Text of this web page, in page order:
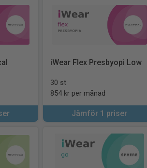
iWear Flex Presbyopi Low
30 st
854 kr per månad
Jämför 1 priser